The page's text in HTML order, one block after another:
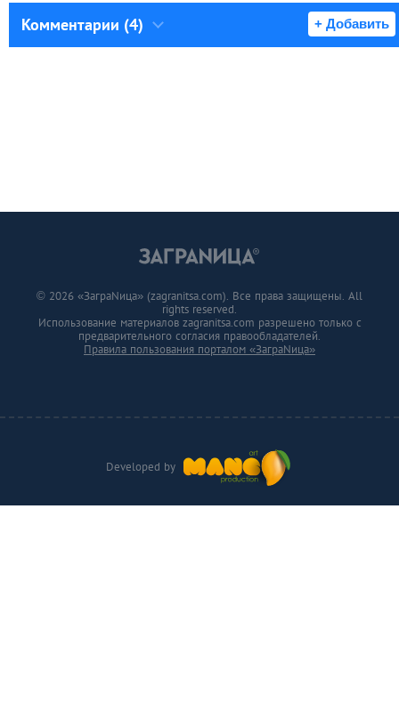
Комментарии (4) + Добавить
Developed by
© 2026 «ЗаграNица» (zagranitsa.com). Все права защищены. All
rights reserved.
Использование материалов zagranitsa.com разрешено только с
предварительного согласия правообладателей.
Правила пользования порталом «ЗаграNица»